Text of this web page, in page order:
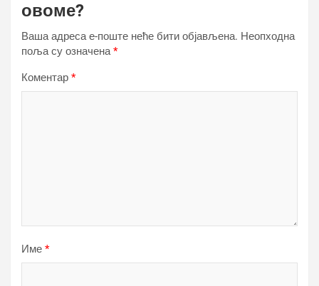
овоме?
Ваша адреса е-поште неће бити објављена. Неопходна
поља су означена*
Коментар *
Име *